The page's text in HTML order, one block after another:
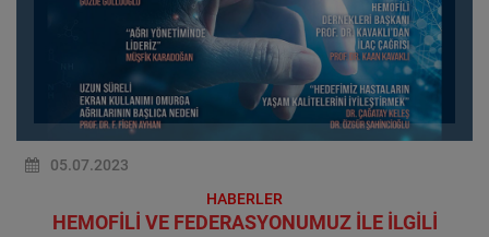
05.07.2023
HABERLER
HEMOFİLİ VE FEDERASYONUMUZ İLE İLGİLİ